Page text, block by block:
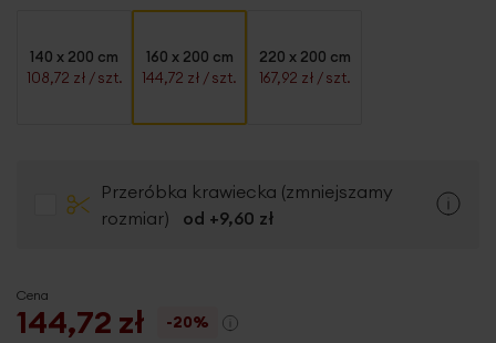
140 x 200 cm
108,72 zł / szt.
160 x 200 cm
144,72 zł / szt.
220 x 200 cm
167,92 zł / szt.
Przeróbka krawiecka (zmniejszamy
rozmiar)
od +9,60 zł
Cena
144,72 zł -20%